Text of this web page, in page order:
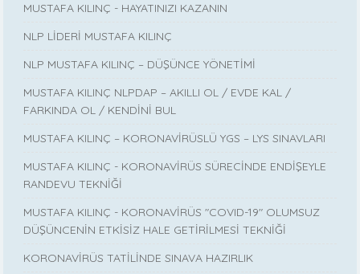
MUSTAFA KILINÇ - HAYATINIZI KAZANIN
NLP LİDERİ MUSTAFA KILINÇ
NLP MUSTAFA KILINÇ – DÜŞÜNCE YÖNETİMİ
MUSTAFA KILINÇ NLPDAP – AKILLI OL / EVDE KAL /
FARKINDA OL / KENDİNİ BUL
MUSTAFA KILINÇ – KORONAVİRÜSLÜ YGS – LYS SINAVLARI
MUSTAFA KILINÇ - KORONAVİRÜS SÜRECİNDE ENDİŞEYLE
RANDEVU TEKNİĞİ
MUSTAFA KILINÇ - KORONAVİRÜS "COVID-19" OLUMSUZ
DÜŞÜNCENİN ETKİSİZ HALE GETİRİLMESİ TEKNİĞİ
KORONAVİRÜS TATİLİNDE SINAVA HAZIRLIK